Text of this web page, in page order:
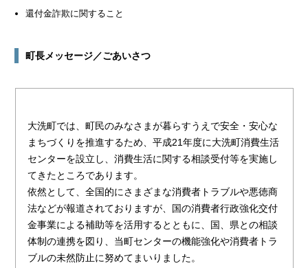
還付金詐欺に関すること
町長メッセージ／ごあいさつ
大洗町では、町民のみなさまが暮らすうえで安全・安心な
まちづくりを推進するため、平成21年度に大洗町消費生活
センターを設立し、消費生活に関する相談受付等を実施し
てきたところであります。
依然として、全国的にさまざまな消費者トラブルや悪徳商
法などが報道されておりますが、国の消費者行政強化交付
金事業による補助等を活用するとともに、国、県との相談
体制の連携を図り、当町センターの機能強化や消費者トラ
ブルの未然防止に努めてまいりました。